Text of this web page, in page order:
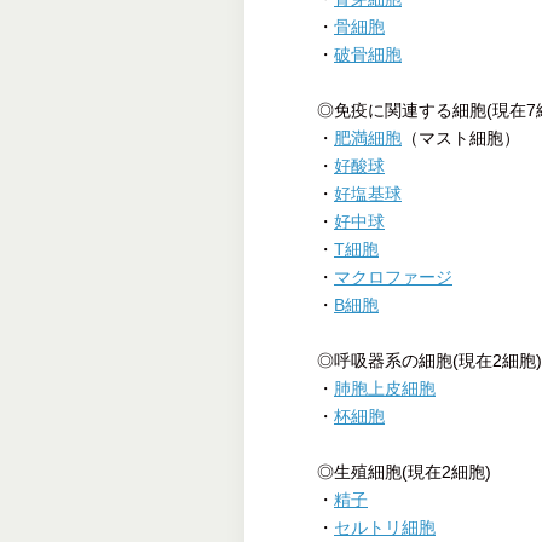
・ 骨細胞
・ 破骨細胞
◎免疫に関連する細胞(現在7
・ 肥満細胞 （マスト細胞）
・ 好酸球
・ 好塩基球
・ 好中球
・ T細胞
・ マクロファージ
・ B細胞
◎呼吸器系の細胞(現在2細胞)
・ 肺胞上皮細胞
・ 杯細胞
◎生殖細胞(現在2細胞)
・ 精子
・ セルトリ細胞